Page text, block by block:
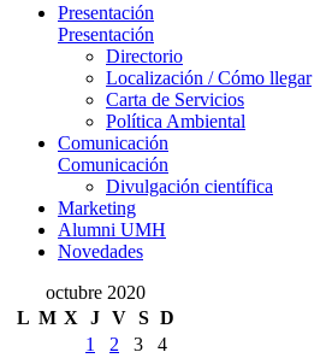
Presentación
Presentación
Directorio
Localización / Cómo llegar
Carta de Servicios
Política Ambiental
Comunicación
Comunicación
Divulgación científica
Marketing
Alumni UMH
Novedades
octubre 2020
L M X J V S D
1
2 3
4